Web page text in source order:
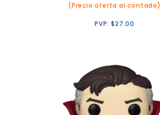
(Precio oferta al contado)
PVP:$27.00